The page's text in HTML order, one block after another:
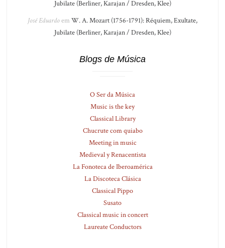
Jubilate (Berliner, Karajan / Dresden, Klee)
José Eduardoem W. A. Mozart (1756-1791): Réquiem, Exultate,
Jubilate (Berliner, Karajan / Dresden, Klee)
Blogs de Música
O Ser da Música
Music is the key
Classical Library
Chucrute com quiabo
Meeting in music
Medieval y Renacentista
La Fonoteca de Iberoamérica
La Discoteca Clásica
Classical Pippo
Susato
Classical music in concert
Laureate Conductors